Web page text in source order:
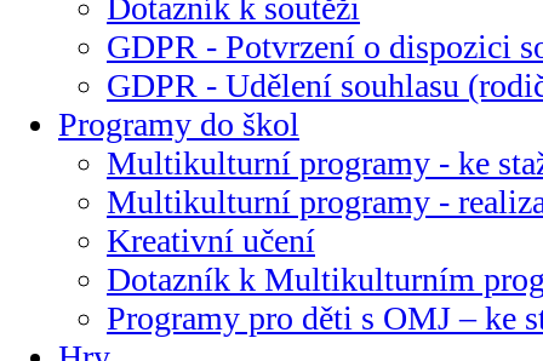
Dotazník k soutěži
GDPR - Potvrzení o dispozici
GDPR - Udělení souhlasu
Programy do škol
Multikulturní programy - ke
Multikulturní programy -
Kreativní učení
Dotazník k Multikulturním
Programy pro děti s OMJ – ke